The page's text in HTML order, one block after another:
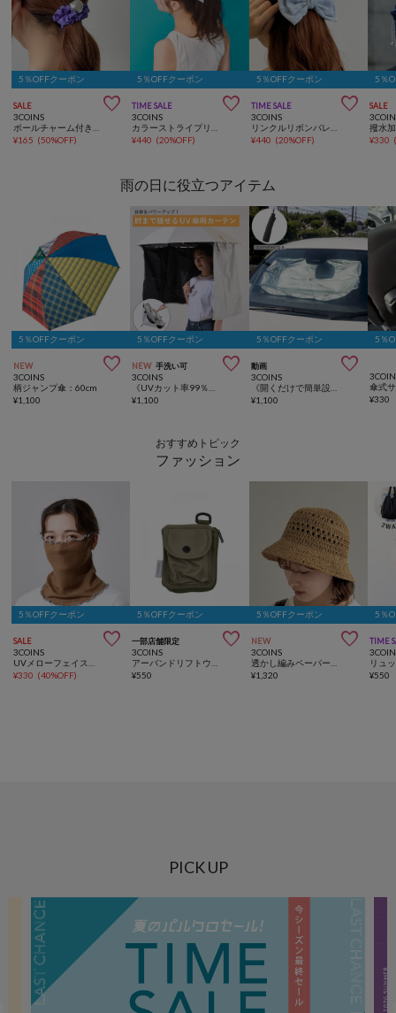
5％OFFクーポン
SALE 
3COINS
¥165 (50%OFF)
5％OFFクーポン
TIME SALE 
3COINS
¥440 (20%OFF)
5％OFFクーポン
TIME SALE 
3COINS
¥440 (20%OFF)
5％
SALE
¥330
雨の日に役立つアイテム
5％OFFクーポン
NEW 
3COINS
柄ジャンプ傘：60cm
¥1,100
5％OFFクーポン
NEW 手洗い可 
3COINS
¥1,100
5％OFFクーポン
動画 
3COINS
¥1,100
5％
¥330
おすすめトピック
ファッション
5％OFFクーポン
SALE 
3COINS
¥330 (40%OFF)
5％OFFクーポン
一部店舗限定 
3COINS
¥550
5％OFFクーポン
NEW 
3COINS
¥1,320
5％
TIME
¥550
PICK UP